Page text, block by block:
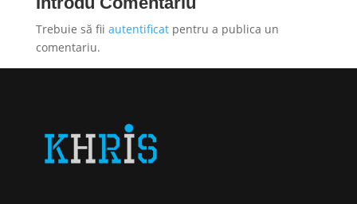
Trebuie să fii autentificatpentru a publica un
comentariu.